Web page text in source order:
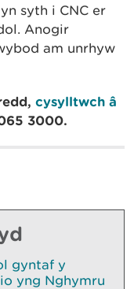
syth i CNC er
Anogir
am unrhyw
cysylltwch â
3000.
gyntaf y
yng Nghymru